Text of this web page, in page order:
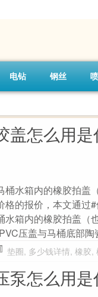
电钻 钢丝
盖怎么用
桶水箱内的橡胶拍盖
格的报价，本文通过
水箱内的橡胶拍盖（
压盖与马桶底部
垫圈, 多少钱详情, 橡胶,
泵怎么用